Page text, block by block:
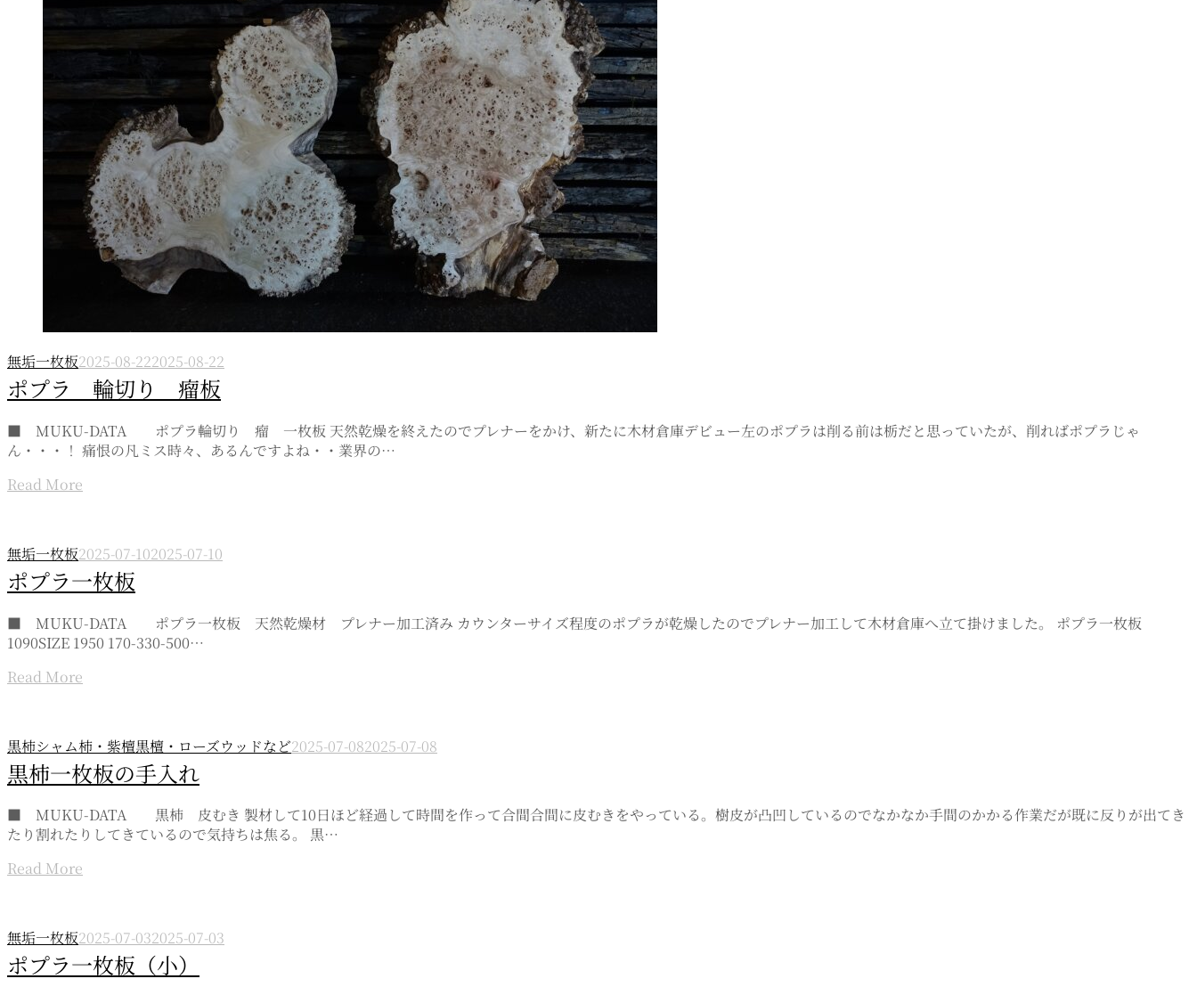
無垢一枚板2025-08-222025-08-22
ポプラ 輪切り 瘤板
■ MUKU-DATA ポプラ輪切り 瘤 一枚板 天然乾燥を終えたのでプレナーをかけ、新たに木材倉庫デビュー左のポプラは削る前は栃だと思っていたが、削ればポプラじゃ
ん・・・！ 痛恨の凡ミス時々、あるんですよね・・業界の…
Read More
無垢一枚板2025-07-102025-07-10
ポプラ一枚板
■ MUKU-DATA ポプラ一枚板 天然乾燥材 プレナー加工済み カウンターサイズ程度のポプラが乾燥したのでプレナー加工して木材倉庫へ立て掛けました。 ポプラ一枚板
1090SIZE 1950 170-330-500…
Read More
黒柿シャム柿・紫檀黒檀・ローズウッドなど2025-07-082025-07-08
黒柿一枚板の手入れ
■ MUKU-DATA 黒柿 皮むき 製材して10日ほど経過して時間を作って合間合間に皮むきをやっている。樹皮が凸凹しているのでなかなか手間のかかる作業だが既に反りが出てき
たり割れたりしてきているので気持ちは焦る。 黒…
Read More
無垢一枚板2025-07-032025-07-03
ポプラ一枚板（小）